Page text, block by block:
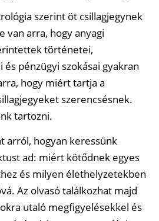
szerint öt csillagjegynek
van arra, hogy anyagi
történetei,
pénzügyi szokásai gyakran
hogy miért tartja a
szerencsésnek.
tartozni.
arról, hogyan keressünk
ad: miért kötődnek egyes
és milyen élethelyzetekben
Az olvasó találkozhat majd
utaló megfigyelésekkel és